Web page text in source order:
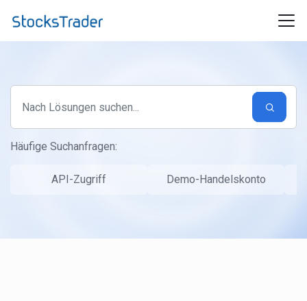
Häufige Suchanfragen:
API-Zugriff Demo-Handelskonto